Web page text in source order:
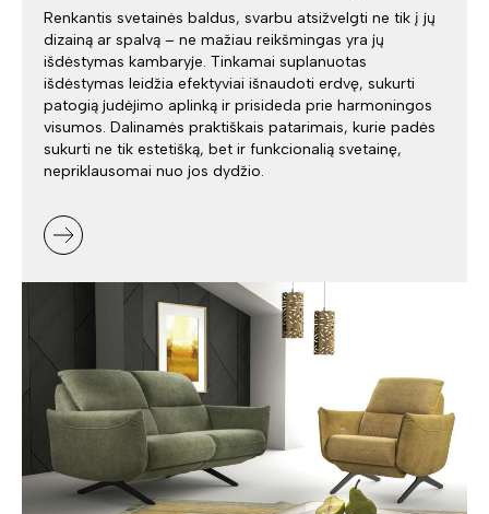
Renkantis svetainės baldus, svarbu atsižvelgti ne tik į jų
dizainą ar spalvą – ne mažiau reikšmingas yra jų
išdėstymas kambaryje. Tinkamai suplanuotas
išdėstymas leidžia efektyviai išnaudoti erdvę, sukurti
patogią judėjimo aplinką ir prisideda prie harmoningos
visumos. Dalinamės praktiškais patarimais, kurie padės
sukurti ne tik estetišką, bet ir funkcionalią svetainę,
nepriklausomai nuo jos dydžio.